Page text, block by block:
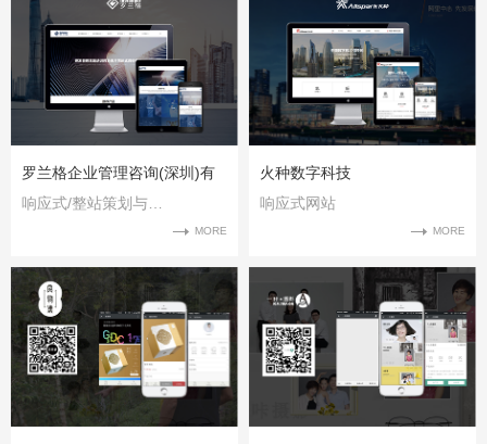
罗兰格企业管理咨询(深圳)有
限公司
响应式/整站策划与实施
MORE
火种数字科技
响应式网站
MORE